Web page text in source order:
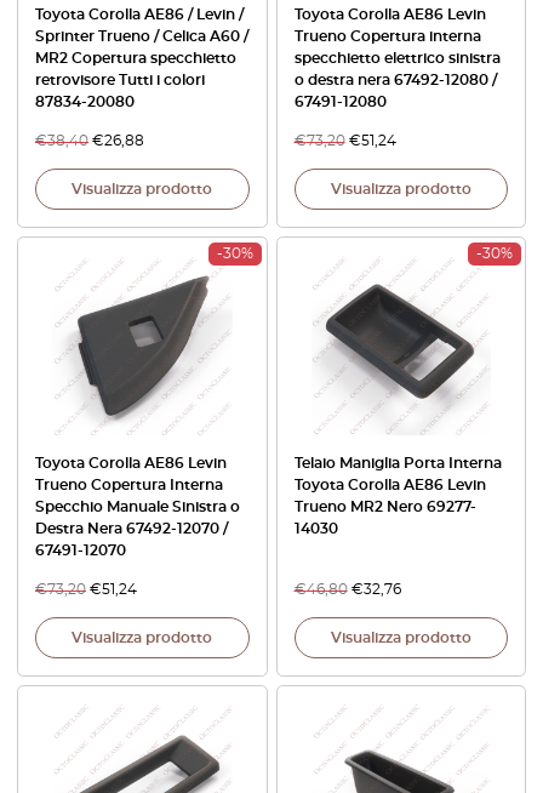
Toyota Corolla AE86 / Levin /
Sprinter Trueno / Celica A60 /
MR2 Copertura specchietto
retrovisore Tutti i colori
87834-20080
€38,40 €26,88
Visualizza prodotto
Toyota Corolla AE86 Levin
Trueno Copertura interna
specchietto elettrico sinistra
o destra nera 67492-12080 /
67491-12080
€73,20 €51,24
Visualizza prodotto
-30%
Toyota Corolla AE86 Levin
Trueno Copertura Interna
Specchio Manuale Sinistra o
Destra Nera 67492-12070 /
67491-12070
€73,20 €51,24
Visualizza prodotto
-30%
Telaio Maniglia Porta Interna
Toyota Corolla AE86 Levin
Trueno MR2 Nero 69277-
14030
€46,80 €32,76
Visualizza prodotto